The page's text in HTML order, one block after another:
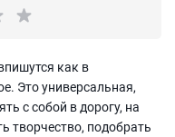
как в
Это универсальная,
с собой в дорогу, на
творчество, подобрать